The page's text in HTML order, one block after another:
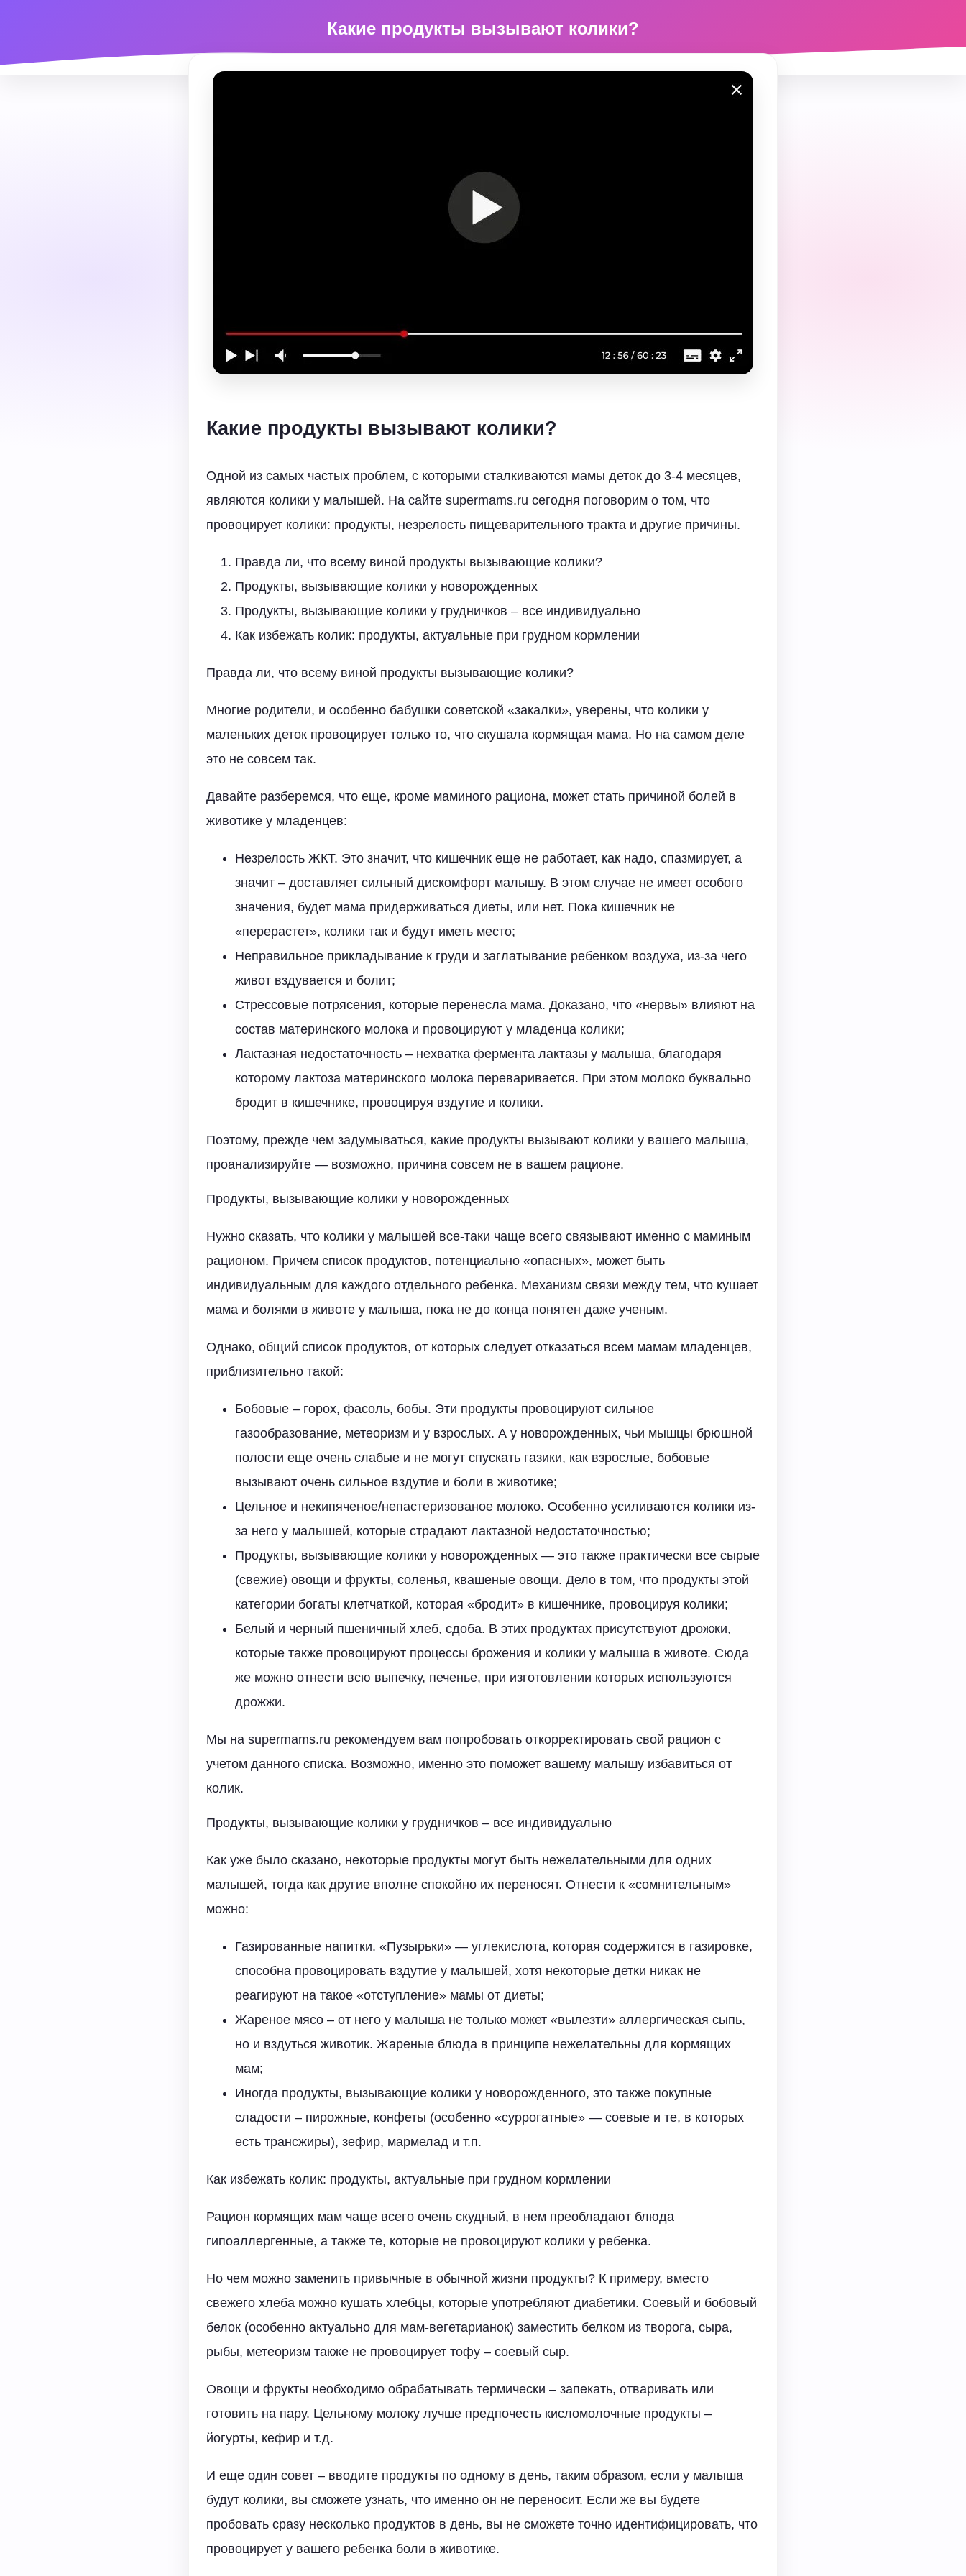
Какие продукты вызывают колики?
Какие продукты вызывают колики?
Одной из самых частых проблем, с которыми сталкиваются мамы деток до 3-4 месяцев,
являются колики у малышей. На сайте supermams.ru сегодня поговорим о том, что
провоцирует колики: продукты, незрелость пищеварительного тракта и другие причины.
Правда ли, что всему виной продукты вызывающие колики?
Продукты, вызывающие колики у новорожденных
Продукты, вызывающие колики у грудничков – все индивидуально
Как избежать колик: продукты, актуальные при грудном кормлении
Правда ли, что всему виной продукты вызывающие колики?
Многие родители, и особенно бабушки советской «закалки», уверены, что колики у
маленьких деток провоцирует только то, что скушала кормящая мама. Но на самом деле
это не совсем так.
Давайте разберемся, что еще, кроме маминого рациона, может стать причиной болей в
животике у младенцев:
Незрелость ЖКТ. Это значит, что кишечник еще не работает, как надо, спазмирует, а
значит – доставляет сильный дискомфорт малышу. В этом случае не имеет особого
значения, будет мама придерживаться диеты, или нет. Пока кишечник не
«перерастет», колики так и будут иметь место;
Неправильное прикладывание к груди и заглатывание ребенком воздуха, из-за чего
живот вздувается и болит;
Стрессовые потрясения, которые перенесла мама. Доказано, что «нервы» влияют на
состав материнского молока и провоцируют у младенца колики;
Лактазная недостаточность – нехватка фермента лактазы у малыша, благодаря
которому лактоза материнского молока переваривается. При этом молоко буквально
бродит в кишечнике, провоцируя вздутие и колики.
Поэтому, прежде чем задумываться, какие продукты вызывают колики у вашего малыша,
проанализируйте — возможно, причина совсем не в вашем рационе.
Продукты, вызывающие колики у новорожденных
Нужно сказать, что колики у малышей все-таки чаще всего связывают именно с маминым
рационом. Причем список продуктов, потенциально «опасных», может быть
индивидуальным для каждого отдельного ребенка. Механизм связи между тем, что кушает
мама и болями в животе у малыша, пока не до конца понятен даже ученым.
Однако, общий список продуктов, от которых следует отказаться всем мамам младенцев,
приблизительно такой:
Бобовые – горох, фасоль, бобы. Эти продукты провоцируют сильное
газообразование, метеоризм и у взрослых. А у новорожденных, чьи мышцы брюшной
полости еще очень слабые и не могут спускать газики, как взрослые, бобовые
вызывают очень сильное вздутие и боли в животике;
Цельное и некипяченое/непастеризованое молоко. Особенно усиливаются колики из-
за него у малышей, которые страдают лактазной недостаточностью;
Продукты, вызывающие колики у новорожденных — это также практически все сырые
(свежие) овощи и фрукты, соленья, квашеные овощи. Дело в том, что продукты этой
категории богаты клетчаткой, которая «бродит» в кишечнике, провоцируя колики;
Белый и черный пшеничный хлеб, сдоба. В этих продуктах присутствуют дрожжи,
которые также провоцируют процессы брожения и колики у малыша в животе. Сюда
же можно отнести всю выпечку, печенье, при изготовлении которых используются
дрожжи.
Мы на supermams.ru рекомендуем вам попробовать откорректировать свой рацион с
учетом данного списка. Возможно, именно это поможет вашему малышу избавиться от
колик.
Продукты, вызывающие колики у грудничков – все индивидуально
Как уже было сказано, некоторые продукты могут быть нежелательными для одних
малышей, тогда как другие вполне спокойно их переносят. Отнести к «сомнительным»
можно:
Газированные напитки. «Пузырьки» — углекислота, которая содержится в газировке,
способна провоцировать вздутие у малышей, хотя некоторые детки никак не
реагируют на такое «отступление» мамы от диеты;
Жареное мясо – от него у малыша не только может «вылезти» аллергическая сыпь,
но и вздуться животик. Жареные блюда в принципе нежелательны для кормящих
мам;
Иногда продукты, вызывающие колики у новорожденного, это также покупные
сладости – пирожные, конфеты (особенно «суррогатные» — соевые и те, в которых
есть трансжиры), зефир, мармелад и т.п.
Как избежать колик: продукты, актуальные при грудном кормлении
Рацион кормящих мам чаще всего очень скудный, в нем преобладают блюда
гипоаллергенные, а также те, которые не провоцируют колики у ребенка.
Но чем можно заменить привычные в обычной жизни продукты? К примеру, вместо
свежего хлеба можно кушать хлебцы, которые употребляют диабетики. Соевый и бобовый
белок (особенно актуально для мам-вегетарианок) заместить белком из творога, сыра,
рыбы, метеоризм также не провоцирует тофу – соевый сыр.
Овощи и фрукты необходимо обрабатывать термически – запекать, отваривать или
готовить на пару. Цельному молоку лучше предпочесть кисломолочные продукты –
йогурты, кефир и т.д.
И еще один совет – вводите продукты по одному в день, таким образом, если у малыша
будут колики, вы сможете узнать, что именно он не переносит. Если же вы будете
пробовать сразу несколько продуктов в день, вы не сможете точно идентифицировать, что
провоцирует у вашего ребенка боли в животике.